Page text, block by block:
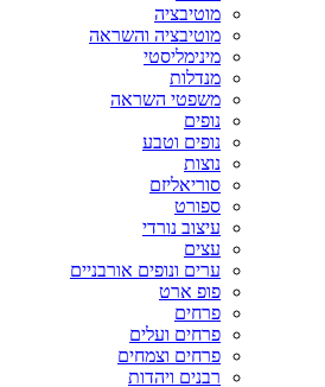
מוטיבציה
מוטיבציה והשראה
מינימליסטי
מנדלות
משפטי השראה
נופים
נופים וטבע
נוצות
סוריאליזם
ספורט
עיצוב נורדי
עצים
ערים ונופים אורבניים
פופ ארט
פרחים
פרחים ועלים
פרחים וצמחים
רבנים ויהדות